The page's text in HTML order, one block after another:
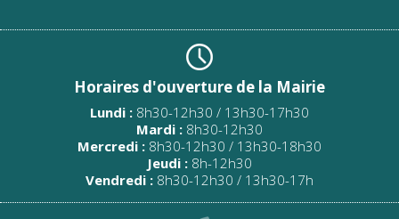
Horaires d'ouverture de la Mairie
Lundi : 8h30-12h30 / 13h30-17h30
Mardi : 8h30-12h30
Mercredi : 8h30-12h30 / 13h30-18h30
Jeudi : 8h-12h30
Vendredi : 8h30-12h30 / 13h30-17h